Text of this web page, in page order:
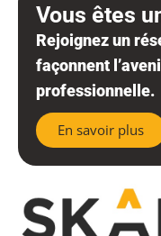
Vous êtes
Rejoignez un
façonnent
professionnelle.
En savoir plus